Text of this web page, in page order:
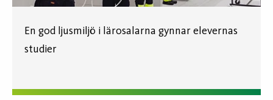
En god ljusmiljö i lärosalarna gynnar elevernas
studier